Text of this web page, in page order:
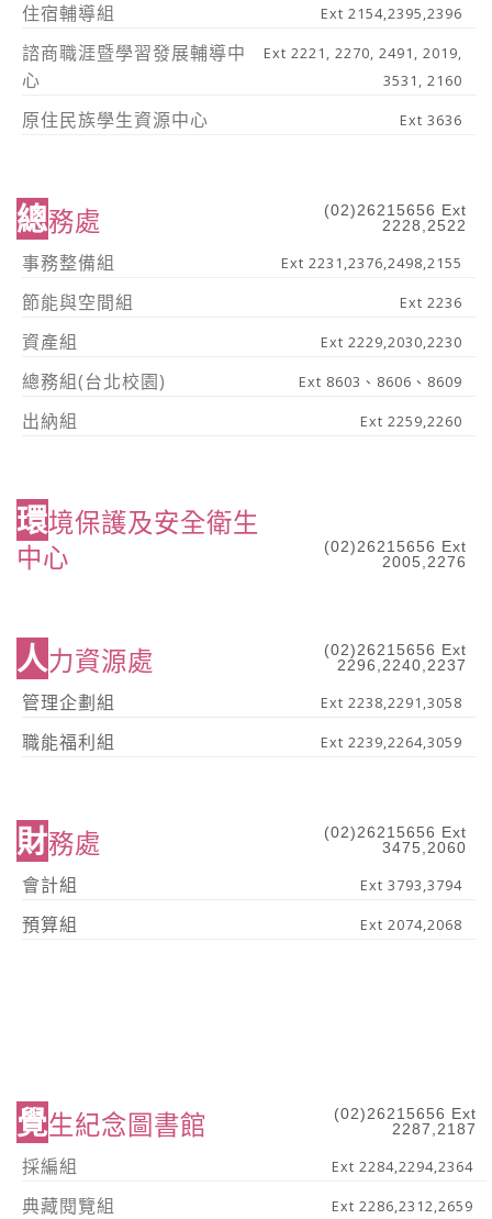
住宿輔導組 Ext 2154,2395,2396
諮商職涯暨學習發展輔導中
心
Ext 2221, 2270, 2491, 2019,
3531, 2160
原住民族學生資源中心 Ext 3636
總務處
(02)26215656 Ext
2228,2522
事務整備組 Ext 2231,2376,2498,2155
節能與空間組 Ext 2236
資產組 Ext 2229,2030,2230
總務組(台北校園) Ext 8603、8606、8609
出納組 Ext 2259,2260
環境保護及安全衛生
中心
(02)26215656 Ext
2005,2276
人力資源處
(02)26215656 Ext
2296,2240,2237
管理企劃組 Ext 2238,2291,3058
職能福利組 Ext 2239,2264,3059
財務處
(02)26215656 Ext
3475,2060
會計組 Ext 3793,3794
預算組 Ext 2074,2068
覺生紀念圖書館
(02)26215656 Ext
2287,2187
採編組 Ext 2284,2294,2364
典藏閱覽組 Ext 2286,2312,2659